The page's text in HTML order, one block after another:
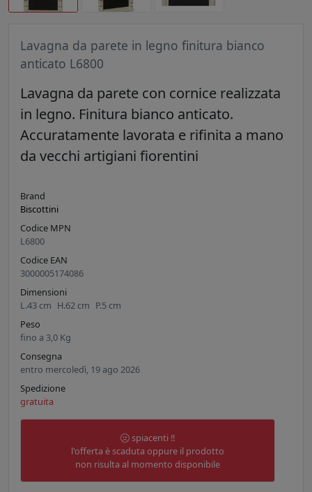
Lavagna da parete in legno finitura bianco
anticato L6800
Lavagna da parete con cornice realizzata
in legno. Finitura bianco anticato.
Accuratamente lavorata e rifinita a mano
da vecchi artigiani fiorentini
Brand
Biscottini
Codice MPN
L6800
Codice EAN
3000005174086
Dimensioni
L.43 cm H.62 cm P.5 cm
Peso
fino a 3,0 Kg
Consegna
entro mercoledì, 19 ago 2026
Spedizione
gratuita
spiacenti !!
l'offerta è scaduta oppure il prodotto
non risulta al momento disponibile